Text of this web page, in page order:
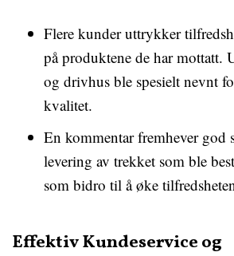
Flere kunder uttrykker
på produktene de har mottatt.
og drivhus ble spesielt nevnt
kvalitet.
En kommentar fremhever god
levering av trekket som ble
som bidro til å øke
Effektiv Kundeservice og